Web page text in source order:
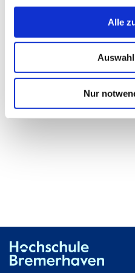
Alle
Nur
Erfahren Sie mehr über
die Reduktion von
Gestaltung von
„Letzten Meile“ in der
Was bedeutet Studieren